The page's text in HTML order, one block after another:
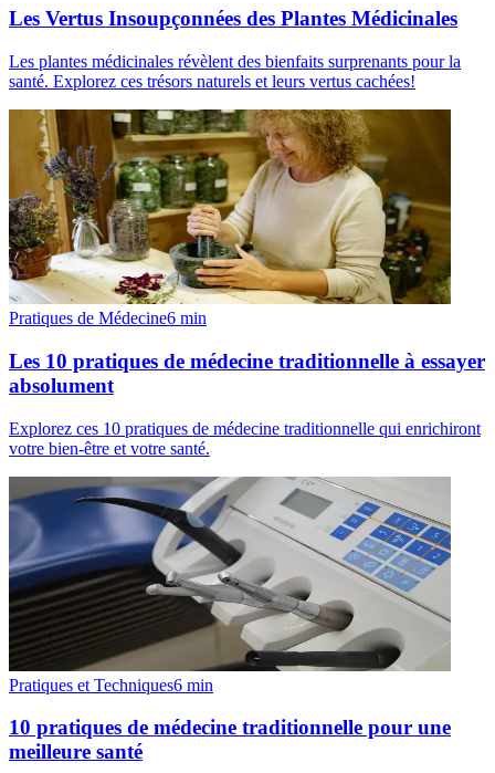
Les Vertus Insoupçonnées des Plantes Médicinales
Les plantes médicinales révèlent des bienfaits surprenants pour la
santé. Explorez ces trésors naturels et leurs vertus cachées!
Pratiques de Médecine6 min
Les 10 pratiques de médecine traditionnelle à essayer
absolument
Explorez ces 10 pratiques de médecine traditionnelle qui enrichiront
votre bien-être et votre santé.
Pratiques et Techniques6 min
10 pratiques de médecine traditionnelle pour une
meilleure santé